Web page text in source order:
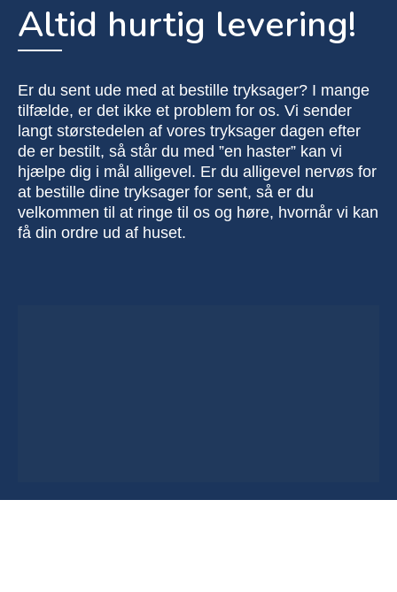
Altid hurtig levering!
Er du sent ude med at bestille tryksager? I mange
tilfælde, er det ikke et problem for os. Vi sender
langt størstedelen af vores tryksager dagen efter
de er bestilt, så står du med ”en haster” kan vi
hjælpe dig i mål alligevel. Er du alligevel nervøs for
at bestille dine tryksager for sent, så er du
velkommen til at ringe til os og høre, hvornår vi kan
få din ordre ud af huset.